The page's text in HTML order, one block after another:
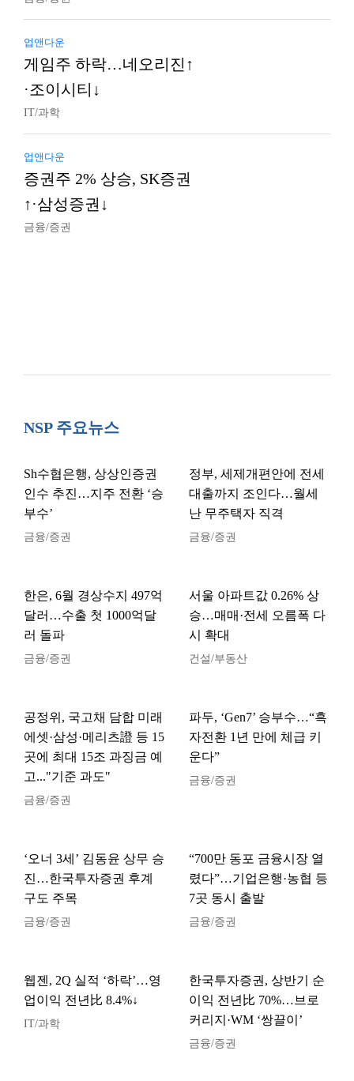
업앤다운
게임주 하락…네오리진↑
·조이시티↓
IT/과학
업앤다운
증권주 2% 상승, SK증권
↑·삼성증권↓
금융/증권
NSP 주요뉴스
Sh수협은행, 상상인증권
인수 추진…지주 전환 ‘승
부수’
금융/증권
정부, 세제개편안에 전세
대출까지 조인다…월세
난 무주택자 직격
금융/증권
한은, 6월 경상수지 497억
달러…수출 첫 1000억달
러 돌파
금융/증권
서울 아파트값 0.26% 상
승…매매·전세 오름폭 다
시 확대
건설/부동산
공정위, 국고채 담합 미래
에셋·삼성·메리츠證 등 15
곳에 최대 15조 과징금 예
고..."기준 과도"
금융/증권
파두, ‘Gen7’ 승부수…“흑
자전환 1년 만에 체급 키
운다”
금융/증권
‘오너 3세’ 김동윤 상무 승
진…한국투자증권 후계
구도 주목
금융/증권
“700만 동포 금융시장 열
렸다”…기업은행·농협 등
7곳 동시 출발
금융/증권
웹젠, 2Q 실적 ‘하락’…영
업이익 전년比 8.4%↓
IT/과학
한국투자증권, 상반기 순
이익 전년比 70%…브로
커리지·WM ‘쌍끌이’
금융/증권